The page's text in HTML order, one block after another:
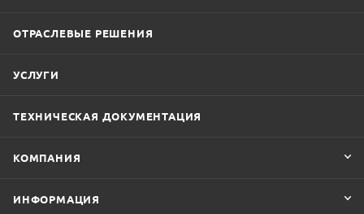
ОТРАСЛЕВЫЕ РЕШЕНИЯ
УСЛУГИ
ТЕХНИЧЕСКАЯ ДОКУМЕНТАЦИЯ
КОМПАНИЯ
ИНФОРМАЦИЯ